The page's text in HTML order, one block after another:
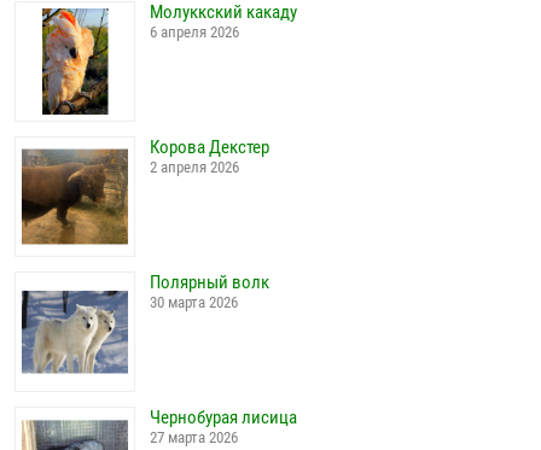
Молуккский какаду
6 апреля 2026
Корова Декстер
2 апреля 2026
Полярный волк
30 марта 2026
Чернобурая лисица
27 марта 2026